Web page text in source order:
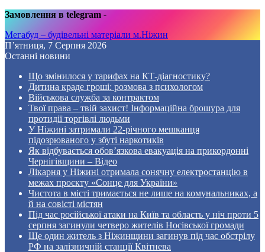
Замовлення в telegram -
Мегабуд – будівельні матеріали м.Ніжин
П’ятниця, 7 Серпня 2026
Останні новини
Що змінилося у тарифах на КТ-діагностику?
Дитина краде гроші: розмова з психологом
Військова служба за контрактом
Твої права – твій захист! Інформаційна брошура для
протидії торгівлі людьми
У Ніжині затримали 22-річного мешканця
підозрюваного у збуті наркотиків
Як відбувається обов’язкова евакуація на прикордонні
Чернігівщини – Відео
Лікарня у Ніжині отримала сонячну електростанцію в
межах проєкту «Сонце для України»
Чистота в місті тримається не лише на комунальниках, а
й на совісті містян
Під час російської атаки на Київ та область у ніч проти 5
серпня загинули четверо жителів Носівської громади
Ще один житель з Ніжинщини загинув під час обстрілу
РФ на залізничній станції Квітнева